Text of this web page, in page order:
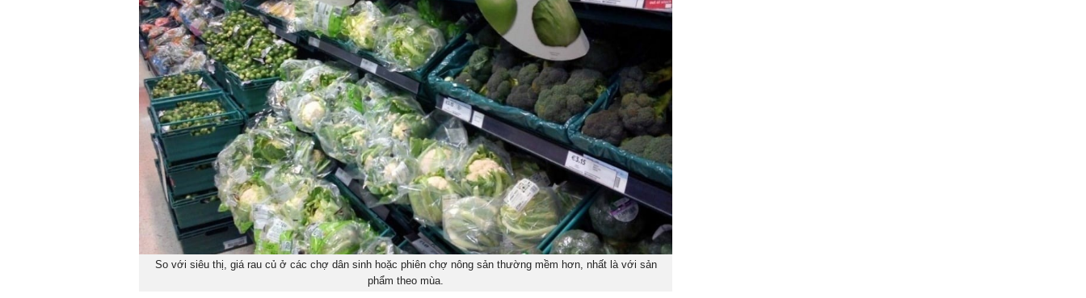
So với siêu thị, giá rau củ ở các chợ dân sinh hoặc phiên chợ nông sản thường mềm hơn, nhất là với sản
phẩm theo mùa.